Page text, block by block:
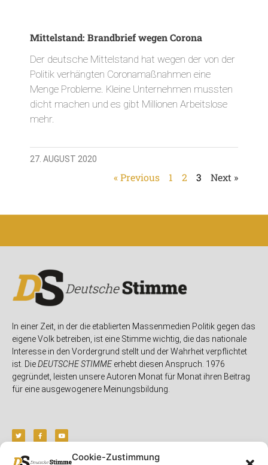
Cookie-Zustimmung
Mittelstand: Brandbrief wegen Corona
Der deutsche Mittelstand hat wegen der von der
Politik verhängten Coronamaßnahmen eine
Menge Probleme. Kleine Unternehmen mussten
dicht machen und es gibt Millionen Arbeitslose
mehr.
27. AUGUST 2020
« Previous 1 2 3 Next »
In einer Zeit, in der die etablierten Massenmedien Politik gegen das
eigene Volk betreiben, ist eine Stimme wichtig, die das nationale
Interesse in den Vordergrund stellt und der Wahrheit verpflichtet
ist. DieDEUTSCHE STIMMEerhebt diesen Anspruch. 1976
gegründet, leisten unsere Autoren Monat für Monat ihren Beitrag
für eine ausgewogenere Meinungsbildung.